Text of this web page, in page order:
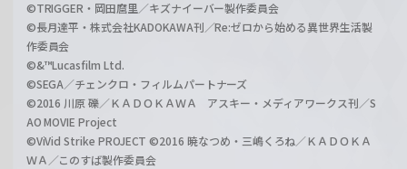
©TRIGGER・岡田麿里／キズナイーバー製作委員会
©長月達平・株式会社KADOKAWA刊／Re:ゼロから始める異世界生活製
作委員会
©&™Lucasfilm Ltd.
©SEGA／チェンクロ・フィルムパートナーズ
©2016 川原 礫／ＫＡＤＯＫＡＷＡ アスキー・メディアワークス刊／S
AO MOVIE Project
©ViVid Strike PROJECT ©2016 暁なつめ・三嶋くろね／ＫＡＤＯＫＡ
ＷＡ／このすば製作委員会